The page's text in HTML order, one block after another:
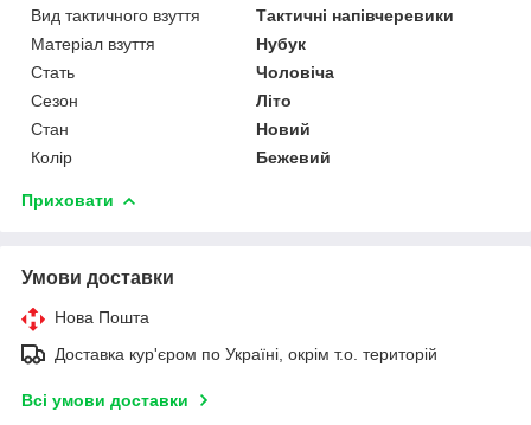
Вид тактичного взуття
Тактичні напівчеревики
Матеріал взуття
Нубук
Стать
Чоловіча
Сезон
Літо
Стан
Новий
Колір
Бежевий
Приховати
Умови доставки
Нова Пошта
Доставка кур'єром по Україні, окрім т.о. територій
Всі умови доставки